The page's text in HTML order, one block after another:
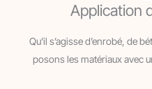
Application
Qu’il s’agisse d’enrobé, de
posons les matériaux avec